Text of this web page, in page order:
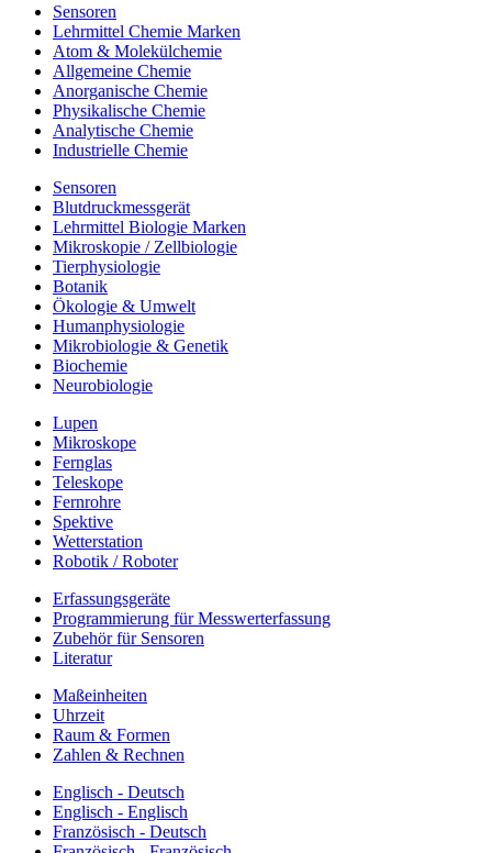
Sensoren
Lehrmittel Chemie Marken
Atom & Molekülchemie
Allgemeine Chemie
Anorganische Chemie
Physikalische Chemie
Analytische Chemie
Industrielle Chemie
Sensoren
Blutdruckmessgerät
Lehrmittel Biologie Marken
Mikroskopie / Zellbiologie
Tierphysiologie
Botanik
Ökologie & Umwelt
Humanphysiologie
Mikrobiologie & Genetik
Biochemie
Neurobiologie
Lupen
Mikroskope
Fernglas
Teleskope
Fernrohre
Spektive
Wetterstation
Robotik / Roboter
Erfassungsgeräte
Programmierung für Messwerterfassung
Zubehör für Sensoren
Literatur
Maßeinheiten
Uhrzeit
Raum & Formen
Zahlen & Rechnen
Englisch - Deutsch
Englisch - Englisch
Französisch - Deutsch